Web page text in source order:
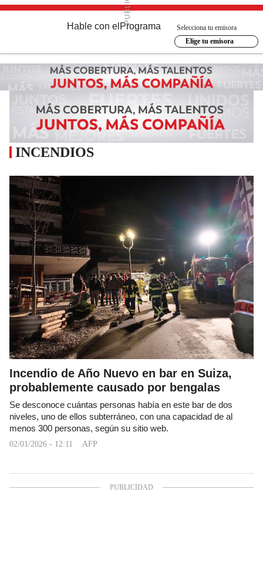
Hable con el Programa
Selecciona tu emisora
Elige tu emisora
INCENDIOS
Incendio de Año Nuevo en bar en Suiza,
probablemente causado por bengalas
Se desconoce cuántas personas había en este bar de dos
niveles, uno de ellos subterráneo, con una capacidad de al
menos 300 personas, según su sitio web.
02/01/2026 - 12:11 AFP